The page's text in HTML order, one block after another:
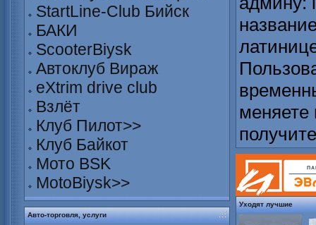
StartLine-Club Бийск
БАКИ
ScooterBiysk
Автоклуб Вираж
eXtrim drive club
Взлёт
Клуб Пилот>>
Клуб Байкот
Мото BSK
MotoBiysk>>
Авто-торговля, услуги
меняете
Уходят лучшие